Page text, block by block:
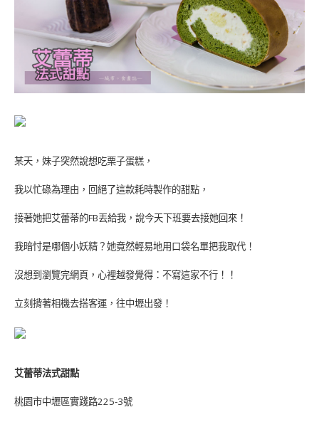
某天，妹子突然說想吃栗子蛋糕，
我以忙碌為理由，回絕了這款耗時製作的甜點，
接著她把艾蕾蒂的FB丟給我，說今天下班要去接她回來！
我暗忖是哪個小妖精？她竟然輕易地用口袋名單把我取代！
沒想到瀏覽完網頁，心裡越發覺得：不寫這家不行！！
立刻揹著相機去搭客運，往中壢出發！
艾蕾蒂法式甜點
桃園市中壢區實踐路225-3號